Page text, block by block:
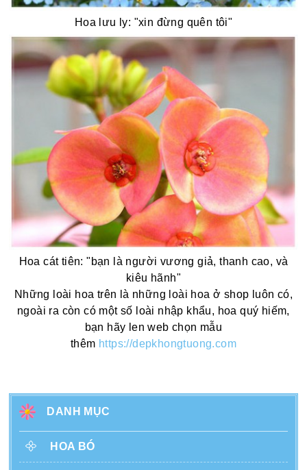
Hoa lưu ly: "xin đừng quên tôi"
Hoa cát tiên: "bạn là người vương giả, thanh cao, và
kiêu hãnh"
Những loài hoa trên là những loài hoa ở shop luôn có,
ngoài ra còn có một số loài nhập khẩu, hoa quý hiếm,
bạn hãy len web chọn mẫu
thêm https://depkhongtuong.com
DANH MỤC
HOA BÓ